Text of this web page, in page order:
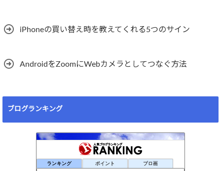
iPhoneの買い替え時を教えてくれる5つのサイン
AndroidをZoomにWebカメラとしてつなぐ方法
ブログランキング
ランキング ポイント ブロ画